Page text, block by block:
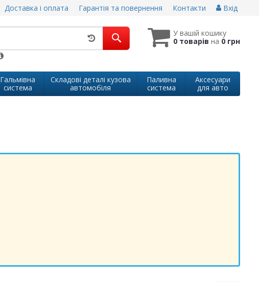
Доставка і оплата Гарантія та повернення Контакти Вхід
У вашій кошику
0 товарів на 0 грн
Гальмівна
система
Складові деталі кузова
автомобіля
Паливна
система
Аксесуари
для авто